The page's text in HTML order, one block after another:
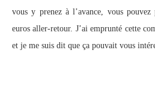
vous y prenez à l’avance, vous
euros aller-retour. J’ai emprunté cette
et je me suis dit que ça pouvait vous